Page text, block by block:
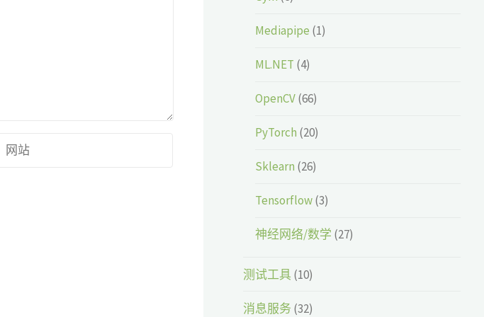
Mediapipe (1)
ML.NET (4)
OpenCV(66)
PyTorch (20)
Sklearn (26)
Tensorflow(3)
神经网络/数学 (27)
测试工具(10)
消息服务 (32)